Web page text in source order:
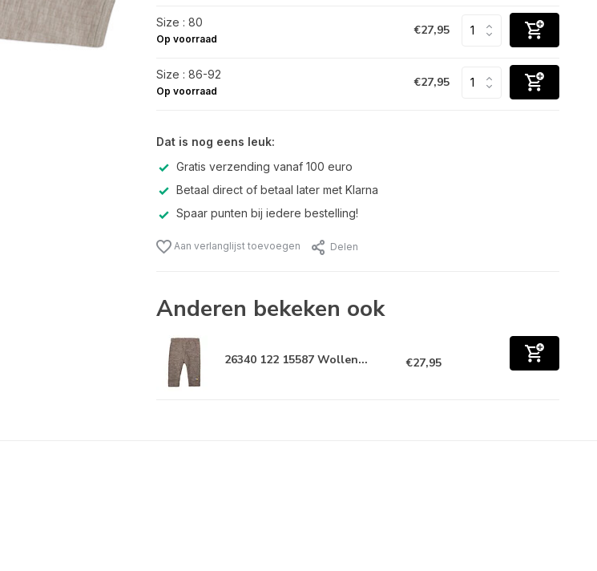
Size : 80
Op voorraad
€27,95
Size : 86-92
Op voorraad
€27,95
Dat is nog eens leuk:
Gratis verzending vanaf 100 euro
Betaal direct of betaal later met Klarna
Spaar punten bij iedere bestelling!
Aan verlanglijst toevoegen Delen
Anderen bekeken ook
26340 122 15587 Wollen... €27,95